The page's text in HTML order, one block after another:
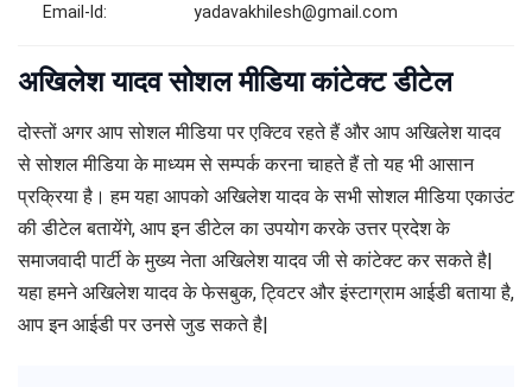
Email-Id: yadavakhilesh@gmail.com
अखिलेश यादव सोशल मीडिया कांटेक्ट डीटेल
दोस्तों अगर आप सोशल मीडिया पर एक्टिव रहते हैं और आप अखिलेश यादव
से सोशल मीडिया के माध्यम से सम्पर्क करना चाहते हैं तो यह भी आसान
प्रक्रिया है। हम यहा आपको अखिलेश यादव के सभी सोशल मीडिया एकाउंट
की डीटेल बतायेंगे, आप इन डीटेल का उपयोग करके उत्तर प्रदेश के
समाजवादी पार्टी के मुख्य नेता अखिलेश यादव जी से कांटेक्ट कर सकते है|
यहा हमने अखिलेश यादव के फेसबुक, ट्विटर और इंस्टाग्राम आईडी बताया है,
आप इन आईडी पर उनसे जुड सकते है|